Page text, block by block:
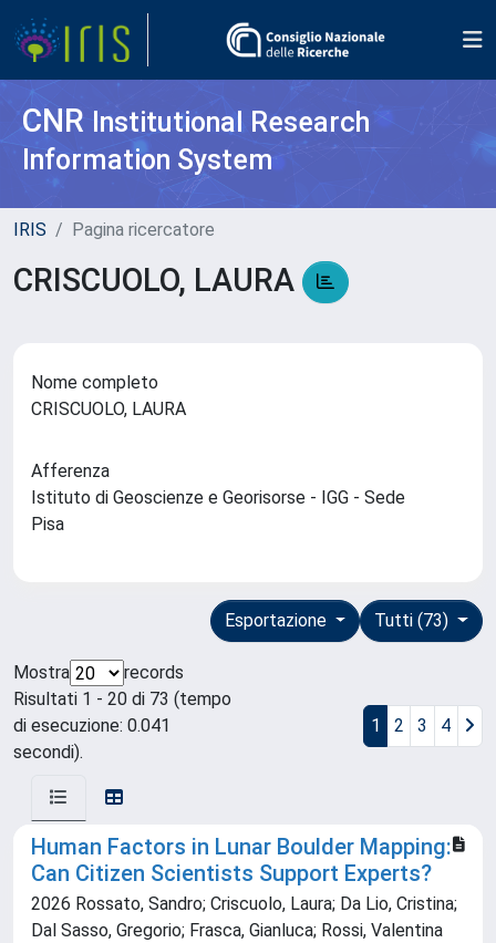
CNR Institutional Research
Information System
IRIS Pagina ricercatore
CRISCUOLO, LAURA
Nome completo
CRISCUOLO, LAURA
Afferenza
Istituto di Geoscienze e Georisorse - IGG - Sede
Pisa
Tutti (73)
Esportazione
Mostra
records
Risultati 1 - 20 di 73 (tempo
di esecuzione: 0.041
secondi).
1 2 3 4
Human Factors in Lunar Boulder Mapping:
Can Citizen Scientists Support Experts?
2026 Rossato, Sandro; Criscuolo, Laura; Da Lio, Cristina;
Dal Sasso, Gregorio; Frasca, Gianluca; Rossi, Valentina